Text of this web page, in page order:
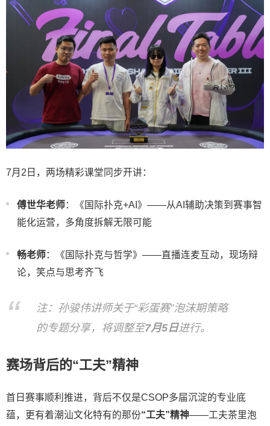
7月2日，两场精彩课堂同步开讲：
傅世华老师：《国际扑克+AI》——从AI辅助决策到赛事智
能化运营，多角度拆解无限可能
畅老师：《国际扑克与哲学》——直播连麦互动，现场辩
论，笑点与思考齐飞
注：孙骏伟讲师关于“彩蛋赛”泡沫期策略
的专题分享，将调整至7月5日进行。
赛场背后的“工夫”精神
首日赛事顺利推进，背后不仅是CSOP多届沉淀的专业底
蕴，更有着潮汕文化特有的那份“工夫”精神——工夫茶里泡